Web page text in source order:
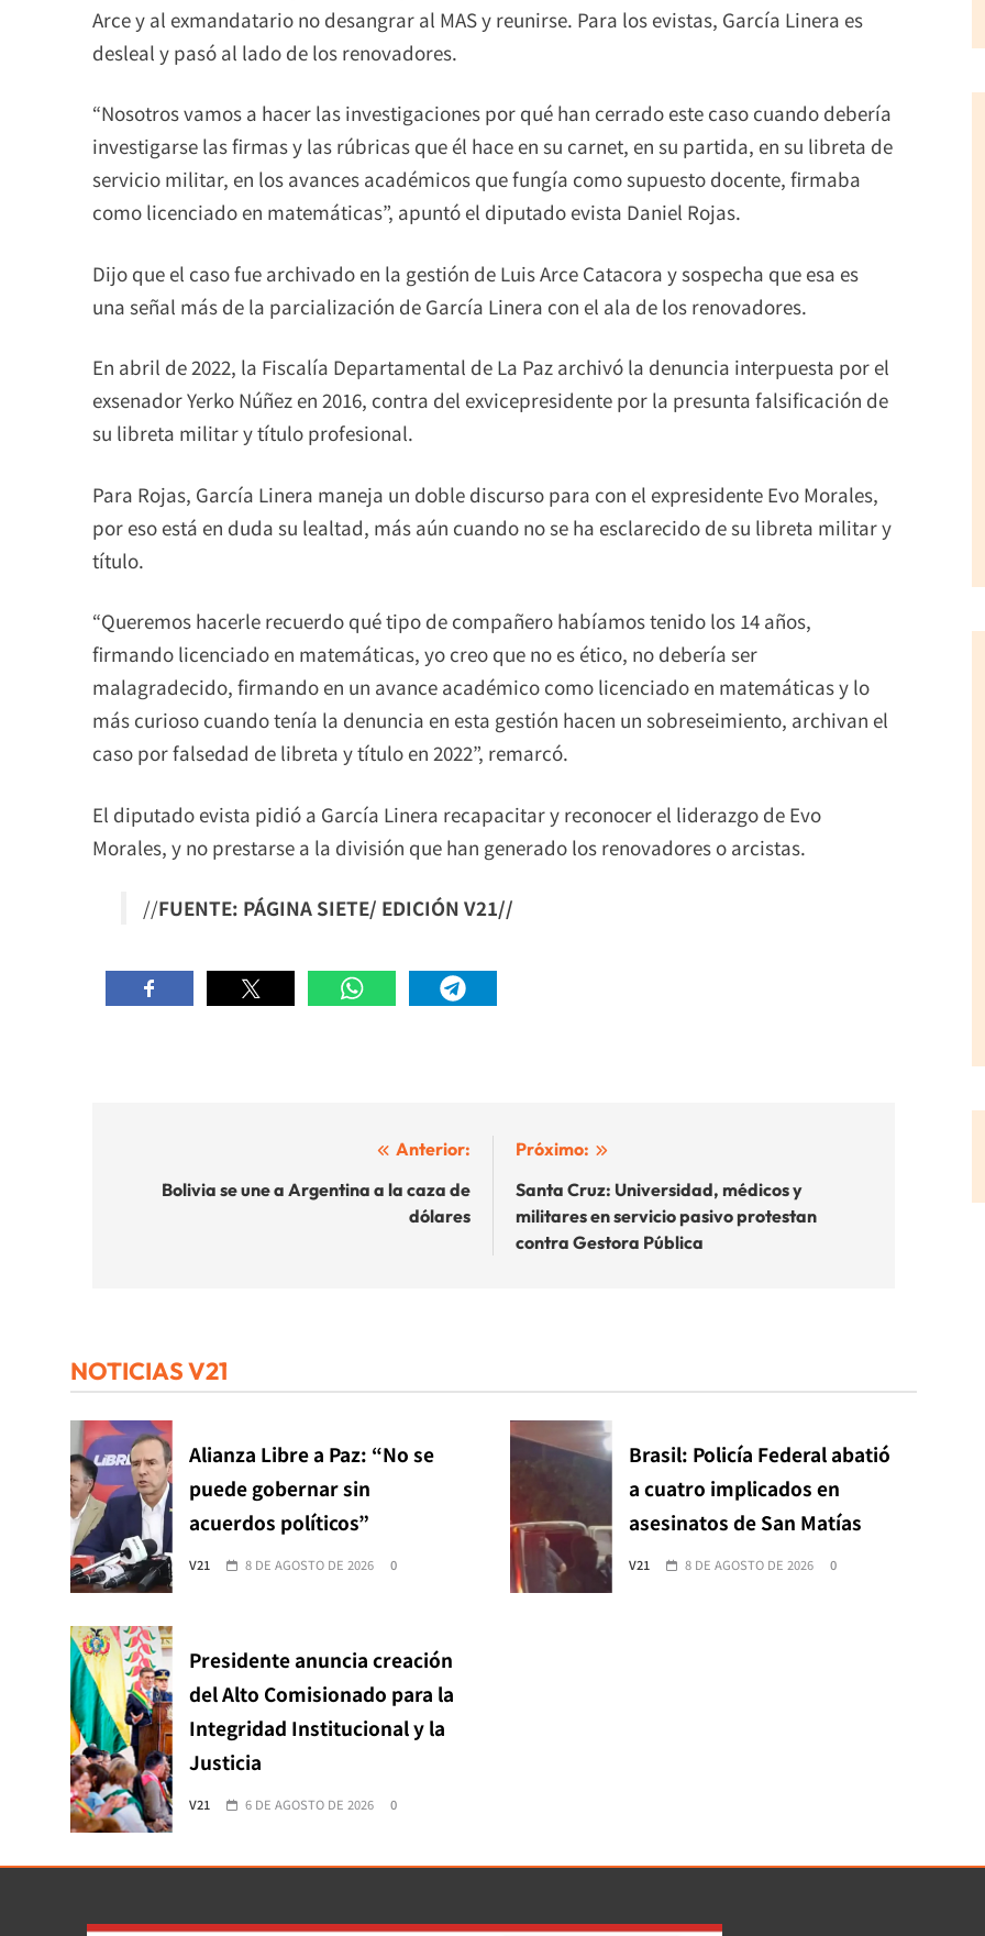
Arce y al exmandatario no desangrar al MAS y reunirse. Para los evistas, García Linera es
desleal y pasó al lado de los renovadores.
“Nosotros vamos a hacer las investigaciones por qué han cerrado este caso cuando debería
investigarse las firmas y las rúbricas que él hace en su carnet, en su partida, en su libreta de
servicio militar, en los avances académicos que fungía como supuesto docente, firmaba
como licenciado en matemáticas”, apuntó el diputado evista Daniel Rojas.
Dijo que el caso fue archivado en la gestión de Luis Arce Catacora y sospecha que esa es
una señal más de la parcialización de García Linera con el ala de los renovadores.
En abril de 2022, la Fiscalía Departamental de La Paz archivó la denuncia interpuesta por el
exsenador Yerko Núñez en 2016, contra del exvicepresidente por la presunta falsificación de
su libreta militar y título profesional.
Para Rojas, García Linera maneja un doble discurso para con el expresidente Evo Morales,
por eso está en duda su lealtad, más aún cuando no se ha esclarecido de su libreta militar y
título.
“Queremos hacerle recuerdo qué tipo de compañero habíamos tenido los 14 años,
firmando licenciado en matemáticas, yo creo que no es ético, no debería ser
malagradecido, firmando en un avance académico como licenciado en matemáticas y lo
más curioso cuando tenía la denuncia en esta gestión hacen un sobreseimiento, archivan el
caso por falsedad de libreta y título en 2022”, remarcó.
El diputado evista pidió a García Linera recapacitar y reconocer el liderazgo de Evo
Morales, y no prestarse a la división que han generado los renovadores o arcistas.
//FUENTE: PÁGINA SIETE/ EDICIÓN V21//
Anterior:
Bolivia se une a Argentina a la caza de
dólares
Próximo:
Santa Cruz: Universidad, médicos y
militares en servicio pasivo protestan
contra Gestora Pública
NOTICIAS V21
Alianza Libre a Paz: “No se
puede gobernar sin
acuerdos políticos”
V21 8 DE AGOSTO DE 2026 0
Brasil: Policía Federal abatió
a cuatro implicados en
asesinatos de San Matías
V21 8 DE AGOSTO DE 2026 0
Presidente anuncia creación
del Alto Comisionado para la
Integridad Institucional y la
Justicia
V21 6 DE AGOSTO DE 2026 0